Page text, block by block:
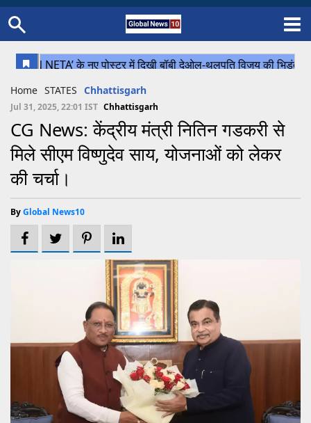
Uttar Pradesh
Chhattisgarh
Bihar
Uttrakhand
Cricket
Football
Home STATES Chhattisgarh
Jul 31, 2025, 22:01 IST Chhattisgarh
CG News: केंद्रीय मंत्री नितिन गडकरी से
मिले सीएम विष्णुदेव साय, योजनाओं को लेकर
की चर्चा।
ByGlobal News10